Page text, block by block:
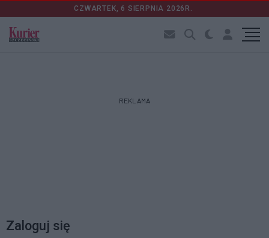
CZWARTEK, 6 SIERPNIA 2026R.
REKLAMA
Zaloguj się